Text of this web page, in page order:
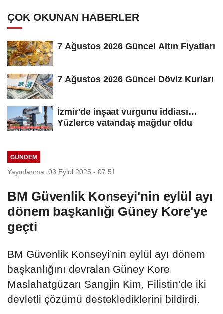
ÇOK OKUNAN HABERLER
7 Ağustos 2026 Güncel Altın Fiyatları
7 Ağustos 2026 Güncel Döviz Kurları
İzmir'de inşaat vurgunu iddiası…
Yüzlerce vatandaş mağdur oldu
GÜNDEM
Yayınlanma: 03 Eylül 2025 - 07:51
BM Güvenlik Konseyi'nin eylül ayı
dönem başkanlığı Güney Kore'ye
geçti
BM Güvenlik Konseyi’nin eylül ayı dönem
başkanlığını devralan Güney Kore
Maslahatgüzarı Sangjin Kim, Filistin’de iki
devletli çözümü desteklediklerini bildirdi.